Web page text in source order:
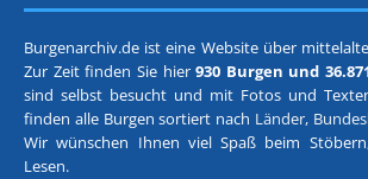
Burgenarchiv.de ist eine Website über
Zur Zeit finden Sie hier930 Burgen und
sind selbst besucht und mit Fotos und
finden alle Burgen sortiert nach Länder,
Wir wünschen Ihnen viel Spaß beim
Lesen.